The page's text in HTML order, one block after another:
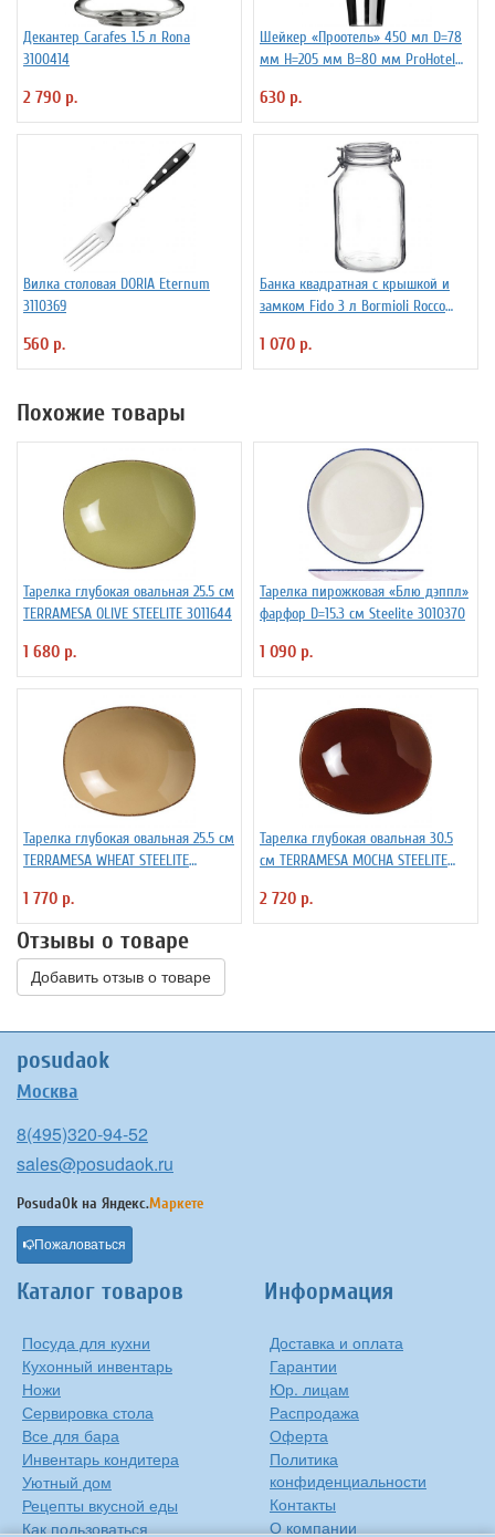
Декантер Carafes 1.5 л Rona
3100414
2 790 р.
Шейкер «Проотель» 450 мл D=78
мм H=205 мм B=80 мм ProHotel
630 р.
Вилка столовая DORIA Eternum
3110369
560 р.
Банка квадратная с крышкой и
замком Fido 3 л Bormioli Rocco
1 070 р.
Похожие товары
Тарелка глубокая овальная 25.5 см
TERRAMESA OLIVE STEELITE 3011644
1 680 р.
Тарелка пирожковая «Блю дэппл»
фарфор D=15.3 см Steelite 3010370
1 090 р.
Тарелка глубокая овальная 25.5 см
TERRAMESA WHEAT STEELITE
1 770 р.
Тарелка глубокая овальная 30.5
см TERRAMESA MOCHA STEELITE
2 720 р.
Отзывы о товаре
Добавить отзыв о товаре
posudaok
Москва
8(495)320-94-52
sales@posudaok.ru
PosudaOk на Яндекс.Маркете
Пожаловаться
Каталог товаров
Посуда для кухни
Кухонный инвентарь
Ножи
Сервировка стола
Все для бара
Инвентарь кондитера
Уютный дом
Рецепты вкусной еды
Как пользоваться
Информация
Доставка и оплата
Гарантии
Юр. лицам
Распродажа
Оферта
Политика
конфиденциальности
Контакты
О компании